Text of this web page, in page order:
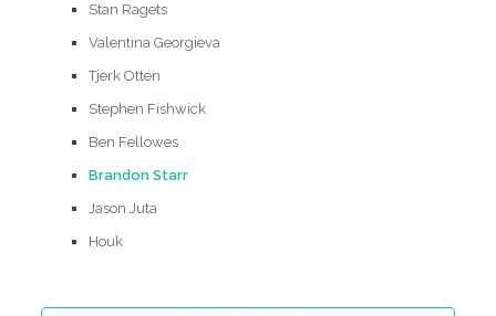
Stan Ragets
Valentina Georgieva
Tjerk Otten
Stephen Fishwick
Ben Fellowes
Brandon Starr
Jason Juta
Houk